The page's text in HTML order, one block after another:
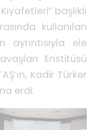
başlıklı
kullanılan
ayrıntısıyla ele
Enstitüsü
Kadir Türker
erdi.